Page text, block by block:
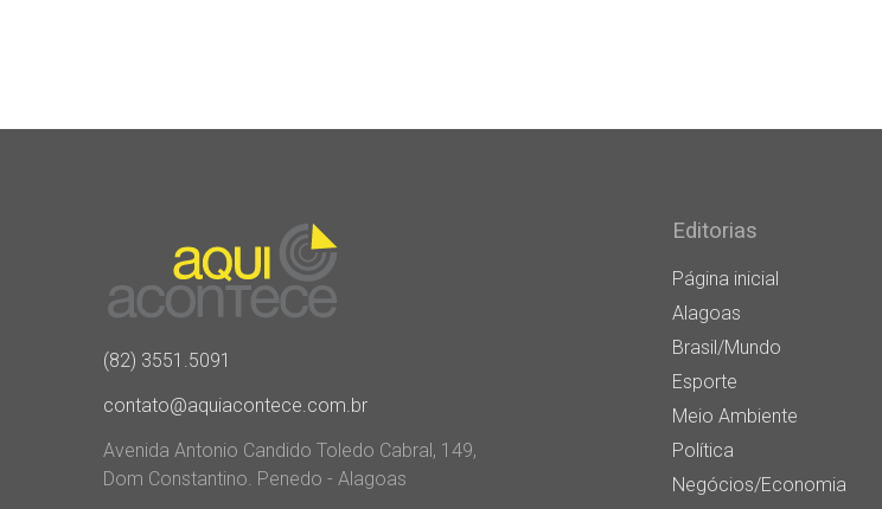
(82) 3551.5091
contato@aquiacontece.com.br
Avenida Antonio Candido Toledo Cabral, 149,
Dom Constantino. Penedo - Alagoas
Editorias
Página inicial
Alagoas
Brasil/Mundo
Esporte
Meio Ambiente
Política
Negócios/Economia